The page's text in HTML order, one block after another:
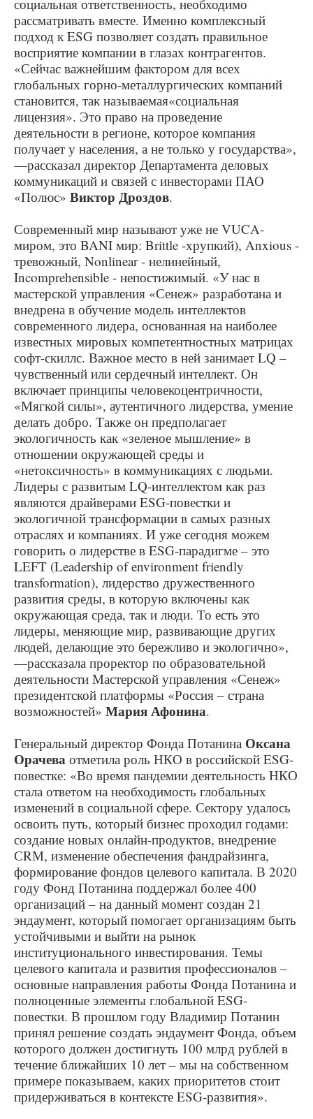
социальная ответственность, необходимо
рассматривать вместе. Именно комплексный
подход к ESG позволяет создать правильное
восприятие компании в глазах контрагентов.
«Сейчас важнейшим фактором для всех
глобальных горно-металлургических компаний
становится, так называемая«социальная
лицензия». Это право на проведение
деятельности в регионе, которое компания
получает у населения, а не только у государства»,
—рассказал директор Департамента деловых
коммуникаций и связей с инвесторами ПАО
«Полюс» Виктор Дроздов.
Современный мир называют уже не VUCA-
миром, это BANI мир: Brittle -хрупкий), Anxious -
тревожный, Nonlinear - нелинейный,
Incomprehensible - непостижимый. «У нас в
мастерской управления «Сенеж» разработана и
внедрена в обучение модель интеллектов
современного лидера, основанная на наиболее
известных мировых компетентностных матрицах
софт-скиллс. Важное место в ней занимает LQ –
чувственный или сердечный интеллект. Он
включает принципы человекоцентричности,
«Мягкой силы», аутентичного лидерства, умение
делать добро. Также он предполагает
экологичность как «зеленое мышление» в
отношении окружающей среды и
«нетоксичность» в коммуникациях с людьми.
Лидеры с развитым LQ-интеллектом как раз
являются драйверами ESG-повестки и
экологичной трансформации в самых разных
отраслях и компаниях. И уже сегодня можем
говорить о лидерстве в ESG-парадигме – это
LEFT (Leadership of environment friendly
transformation), лидерство дружественного
развития среды, в которую включены как
окружающая среда, так и люди. То есть это
лидеры, меняющие мир, развивающие других
людей, делающие это бережливо и экологично»,
—рассказала проректор по образовательной
деятельности Мастерской управления «Сенеж»
президентской платформы «Россия – страна
возможностей» Мария Афонина.
Генеральный директор Фонда Потанина Оксана
Орачева отметила роль НКО в российской ESG-
повестке: «Во время пандемии деятельность НКО
стала ответом на необходимость глобальных
изменений в социальной сфере. Сектору удалось
освоить путь, который бизнес проходил годами:
создание новых онлайн-продуктов, внедрение
СRМ, изменение обеспечения фандрайзинга,
формирование фондов целевого капитала. В 2020
году Фонд Потанина поддержал более 400
организаций – на данный момент создан 21
эндаумент, который помогает организациям быть
устойчивыми и выйти на рынок
институционального инвестирования. Темы
целевого капитала и развития профессионалов –
основные направления работы Фонда Потанина и
полноценные элементы глобальной ESG-
повестки. В прошлом году Владимир Потанин
принял решение создать эндаумент Фонда, объем
которого должен достигнуть 100 млрд рублей в
течение ближайших 10 лет – мы на собственном
примере показываем, каких приоритетов стоит
придерживаться в контексте ESG-развития».